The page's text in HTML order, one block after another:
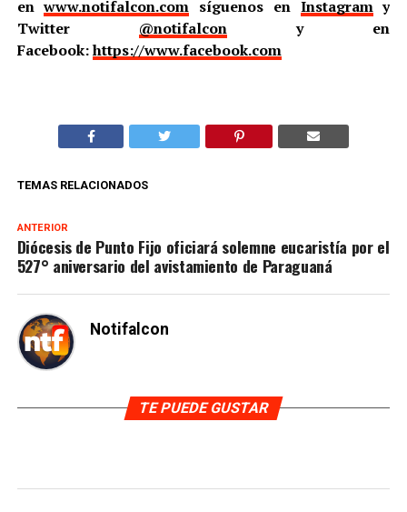
enwww.notifalcon.com síguenos en Instagramy
Twitter @notifalcony en
Facebook:https://www.facebook.com
TEMAS RELACIONADOS
ANTERIOR
Diócesis de Punto Fijo oficiará solemne eucaristía por el
527° aniversario del avistamiento de Paraguaná
Notifalcon
TE PUEDE GUSTAR